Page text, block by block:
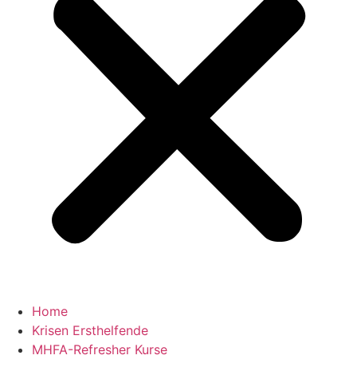
Home
Krisen Ersthelfende
MHFA-Refresher Kurse